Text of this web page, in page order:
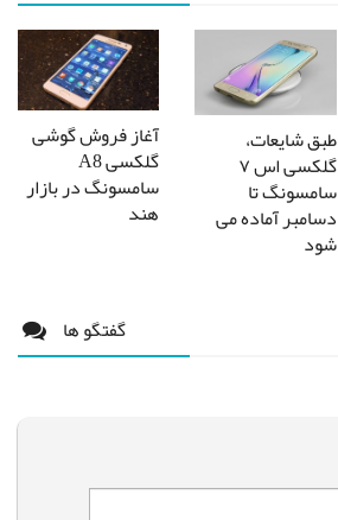
طبق شایعات،
گلکسی اس ۷
سامسونگ تا
دسامبر آماده می
شود
آغاز فروش گوشی
گلکسی A8
سامسونگ در بازار
هند
گفتگو ها